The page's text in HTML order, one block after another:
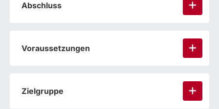
Abschluss
Voraussetzungen
Zielgruppe